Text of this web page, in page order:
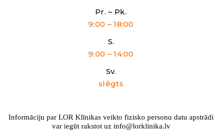
Pr. – Pk.
9:00 – 18:00
S.
9:00 – 14:00
Sv.
slēgts
Informāciju par LOR Klīnikas veikto fizisko personu datu apstrādi
var iegūt rakstot uz info@lorklinika.lv